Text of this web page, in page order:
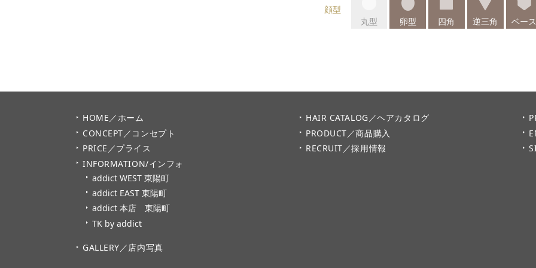
顔型
丸型
卵型 四角 逆三角 ベース
HOME／ホーム
CONCEPT／コンセプト
PRICE／プライス
INFORMATION/インフォ
addict WEST 東陽町
addict EAST 東陽町
addict 本店 東陽町
TK by addict
GALLERY／店内写真
HAIR CATALOG／ヘアカタログ
PRODUCT／商品購入
RECRUIT／採用情報